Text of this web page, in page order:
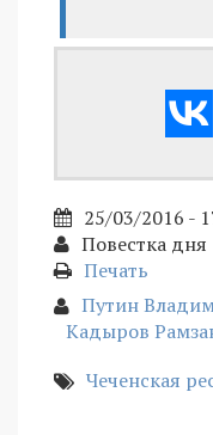
25/03/2016 -
Повестка дня
Печать
Путин
Кадыров
Чеченская